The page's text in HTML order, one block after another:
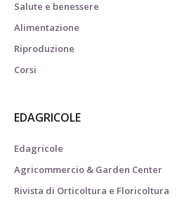
Salute e benessere
Alimentazione
Riproduzione
Corsi
EDAGRICOLE
Edagricole
Agricommercio & Garden Center
Rivista di Orticoltura e Floricoltura